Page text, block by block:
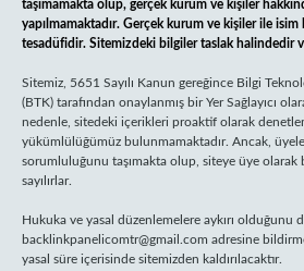
taşımamakta olup, gerçek kurum ve kişiler
yapılmamaktadır. Gerçek kurum ve kişiler ile
tesadüfidir. Sitemizdeki bilgiler taslak halindedir
Sitemiz, 5651 Sayılı Kanun gereğince Bilgi
(BTK) tarafından onaylanmış bir Yer Sağlayıcı
nedenle, sitedeki içerikleri proaktif olarak
yükümlülüğümüz bulunmamaktadır. Ancak,
sorumluluğunu taşımakta olup, siteye üye
sayılırlar.
Hukuka ve yasal düzenlemelere aykırı olduğunu
backlinkpanelicomtr@gmail.com adresine
yasal süre içerisinde sitemizden kaldırılacaktır.